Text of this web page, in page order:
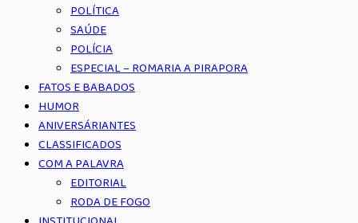
POLÍTICA
SAÚDE
POLÍCIA
ESPECIAL – ROMARIA A PIRAPORA
FATOS E BABADOS
HUMOR
ANIVERSÁRIANTES
CLASSIFICADOS
COM A PALAVRA
EDITORIAL
RODA DE FOGO